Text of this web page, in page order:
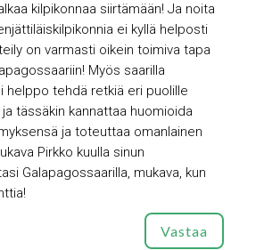
kilpikonnaa siirtämään! Ja noita
ei kyllä helposti
on varmasti oikein toimiva tapa
Myös saarilla
helppo tehdä retkiä eri puolille
tässäkin kannattaa huomioida
ja toteuttaa omanlainen
Pirkko kuulla sinun
Galapagossaarilla, mukava, kun
Vastaa